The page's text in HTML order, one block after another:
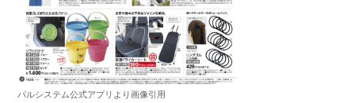
パルシステム公式アプリより画像引用